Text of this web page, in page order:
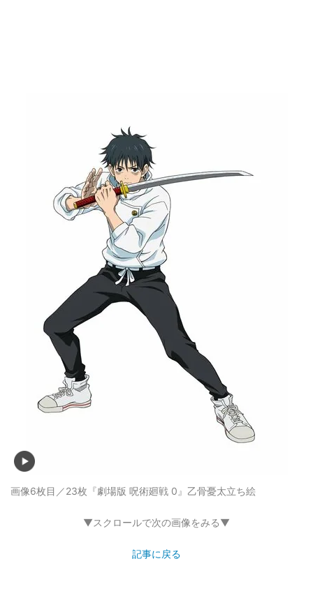
画像6枚目／23枚 『劇場版 呪術廻戦 0』乙骨憂太立ち絵
▼スクロールで次の画像をみる▼
記事に戻る